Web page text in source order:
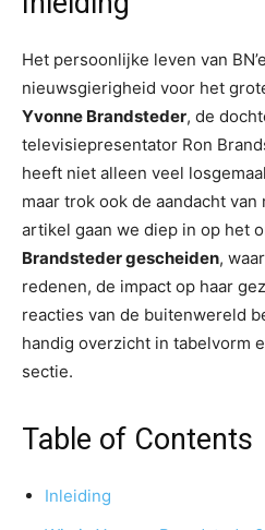
Het persoonlijke leven van
nieuwsgierigheid voor het
Yvonne Brandsteder, de
televisiepresentator Ron
heeft niet alleen veel
maar trok ook de aandacht
artikel gaan we diep in op het
Brandsteder gescheiden,
redenen, de impact op haar
reacties van de buitenwereld
handig overzicht in tabelvorm
sectie.
Table of Contents
Inleiding